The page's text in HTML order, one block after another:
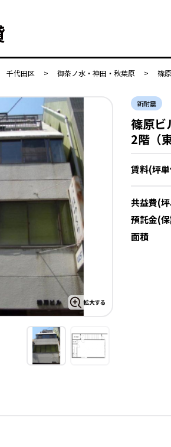
千代田区 > 御茶ノ水・神田・秋葉原 > 篠
新耐震
篠原ビ
2階（
賃料(坪単
共益費(
預託金(
面積